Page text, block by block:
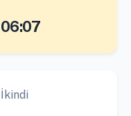
06:07
İkindi